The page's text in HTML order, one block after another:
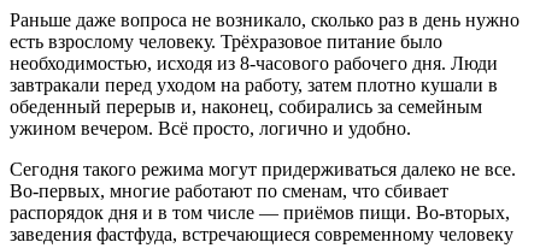
Раньше даже вопроса не возникало, сколько раз в день нужно
есть взрослому человеку. Трёхразовое питание было
необходимостью, исходя из 8-часового рабочего дня. Люди
завтракали перед уходом на работу, затем плотно кушали в
обеденный перерыв и, наконец, собирались за семейным
ужином вечером. Всё просто, логично и удобно.
Сегодня такого режима могут придерживаться далеко не все.
Во-первых, многие работают по сменам, что сбивает
распорядок дня и в том числе — приёмов пищи. Во-вторых,
заведения фастфуда, встречающиеся современному человеку